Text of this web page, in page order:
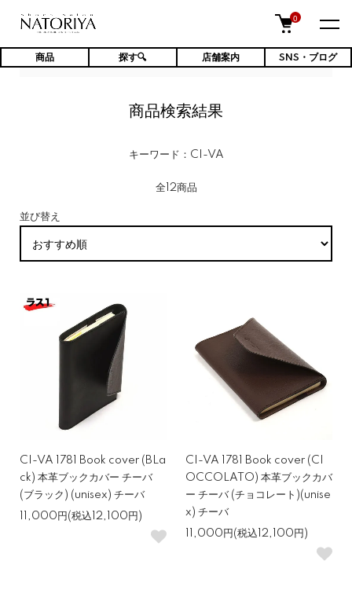
0
商品 探す🔍 店舗案内 SNS・ブログ
TOP 商品検索結果
商品検索結果
キーワード：CI-VA
全12商品
並び替え
CI-VA 1781 Book cover (BLa
ck) 本革ブックカバー チーバ
(ブラック) (unisex) チーバ
11,000円(税込12,100円)
CI-VA 1781 Book cover (CI
OCCOLATO) 本革ブックカバ
ー チーバ (チョコレート)(unise
x) チーバ
11,000円(税込12,100円)